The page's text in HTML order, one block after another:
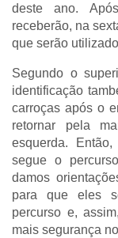
deste ano.
receberão, na
que serão
Segundo o
identificação
carroças após o
retornar pela
esquerda.
segue o
damos
para que eles
percurso e,
mais segurança